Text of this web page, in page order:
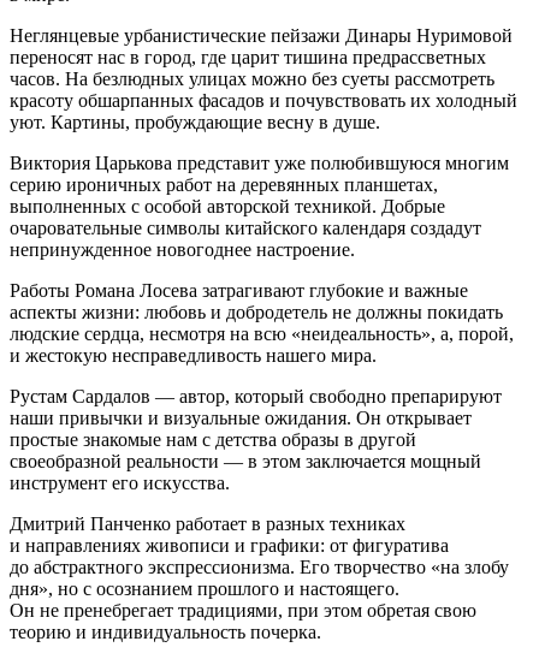
Неглянцевые урбанистические пейзажи Динары Нуримовой
переносят нас в город, где царит тишина предрассветных
часов. На безлюдных улицах можно без суеты рассмотреть
красоту обшарпанных фасадов и почувствовать их холодный
уют. Картины, пробуждающие весну в душе.
Виктория Царькова представит уже полюбившуюся многим
серию ироничных работ на деревянных планшетах,
выполненных с особой авторской техникой. Добрые
очаровательные символы китайского календаря создадут
непринужденное новогоднее настроение.
Работы Романа Лосева затрагивают глубокие и важные
аспекты жизни: любовь и добродетель не должны покидать
людские сердца, несмотря на всю «неидеальность», а, порой,
и жестокую несправедливость нашего мира.
Рустам Сардалов — автор, который свободно препарируют
наши привычки и визуальные ожидания. Он открывает
простые знакомые нам с детства образы в другой
своеобразной реальности — в этом заключается мощный
инструмент его искусства.
Дмитрий Панченко работает в разных техниках
и направлениях живописи и графики: от фигуратива
до абстрактного экспрессионизма. Его творчество «на злобу
дня», но с осознанием прошлого и настоящего.
Он не пренебрегает традициями, при этом обретая свою
теорию и индивидуальность почерка.